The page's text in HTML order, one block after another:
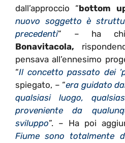
dall’approccio “bottom
nuovo soggetto è
precedenti” – ha
Bonavitacola,
pensava all’ennesimo
“Il concetto passato dei
spiegato, – “era guidato
qualsiasi luogo,
proveniente da
sviluppo”. – Ha poi
Fiume sono totalmente